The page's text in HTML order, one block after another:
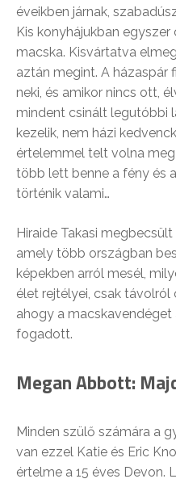
éveikben járnak,
Kis konyhájukban
macska. Kisvártatva
aztán megint. A házaspár
neki, és amikor nincs ott,
mindent csinált legutóbbi
kezelik, nem házi
értelemmel telt volna
több lett benne a fény és
történik valami…
Hiraide Takasi
amely több országban
képekben arról mesél,
élet rejtélyei, csak távolról
ahogy a macskavendéget
fogadott.
Megan Abbott:
Minden szülő számára a
van ezzel Katie és Eric
értelme a 15 éves Devon.